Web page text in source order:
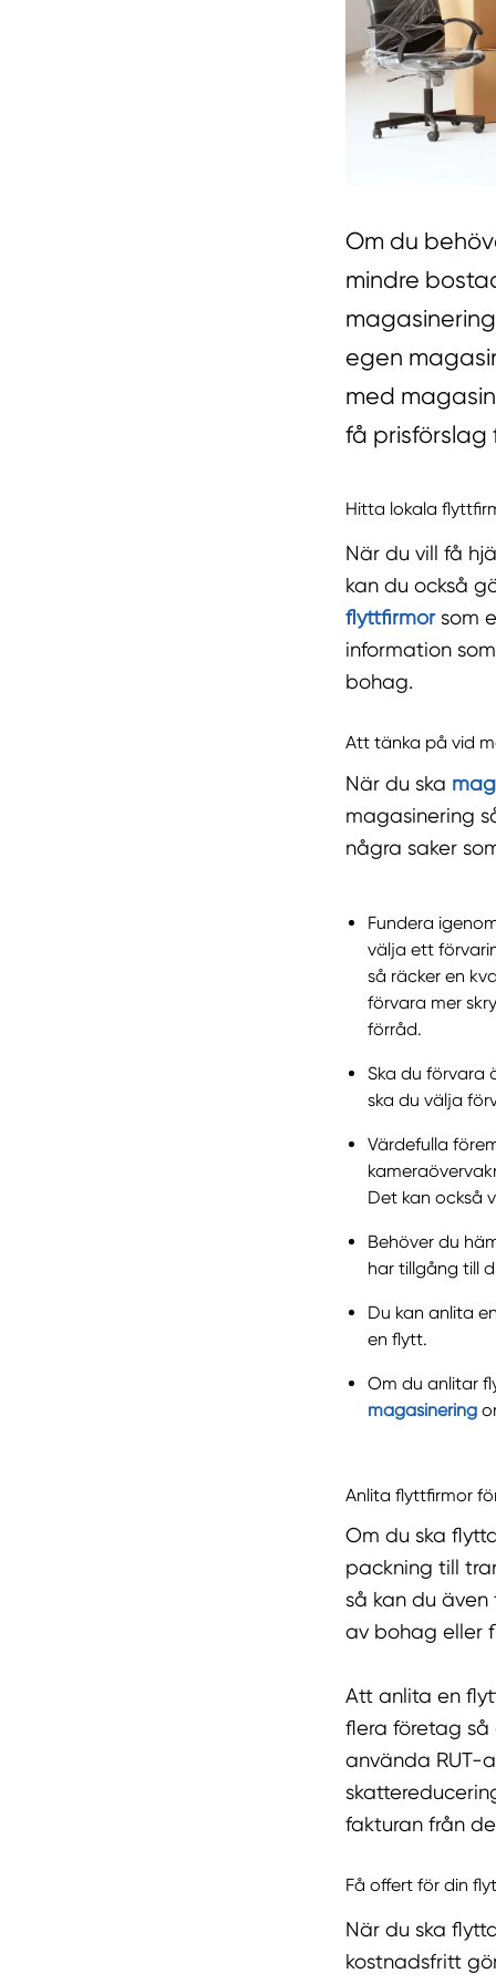
Om du
mindre
egen
med
få prisförslag
Hitta lokala
När du vill få
kan du också
flyttfirmorsom
information
bohag.
Att tänka på vid
När du ska
magasinering
några saker
Fundera
välja ett
så räcker en
förvara mer
förråd.
Ska du förvara
ska du välja
Värdefulla
Det kan också
Behöver du
har tillgång till
Du kan anlita
en flytt.
Om du anlitar
magasinering
Anlita flyttfirmor
Om du ska
packning till
så kan du
av bohag eller
Att anlita en
flera företag
använda RUT-
fakturan från
Få offert för din
När du ska
kostnadsfritt